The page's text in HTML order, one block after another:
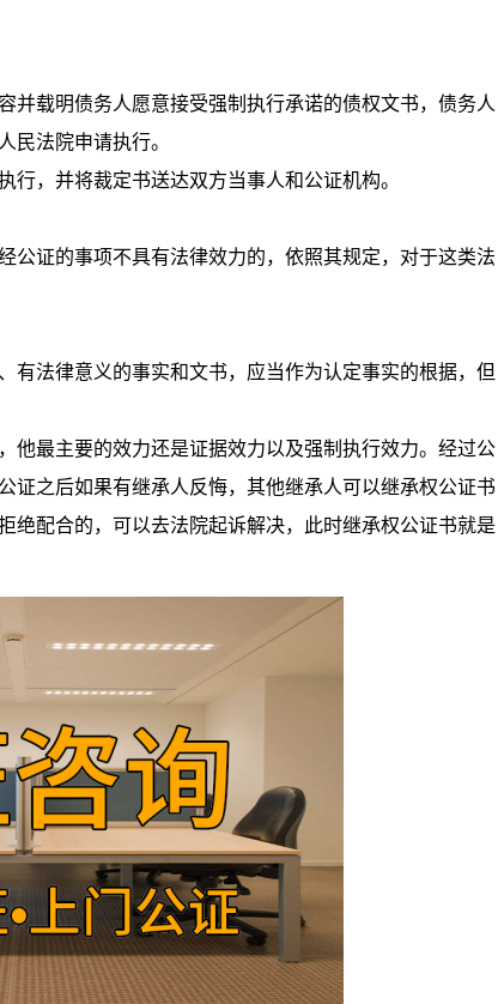
并载明债务人愿意接受强制执行承诺的债权文书，债务人
民法院申请执行。
，并将裁定书送达双方当事人和公证机构。
公证的事项不具有法律效力的，依照其规定，对于这类法
有法律意义的事实和文书，应当作为认定事实的根据，但
他最主要的效力还是证据效力以及强制执行效力。经过公
证之后如果有继承人反悔，其他继承人可以继承权公证书
绝配合的，可以去法院起诉解决，此时继承权公证书就是